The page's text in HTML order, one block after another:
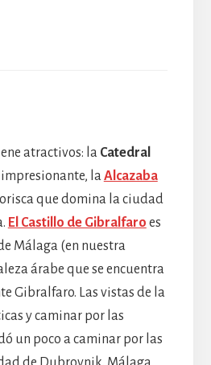
atractivos: la Catedral
laAlcazaba
que domina la ciudad
El Castillo de Gibralfaro es
Málaga (en nuestra
árabe que se encuentra
Gibralfaro. Las vistas de la
y caminar por las
un poco a caminar por las